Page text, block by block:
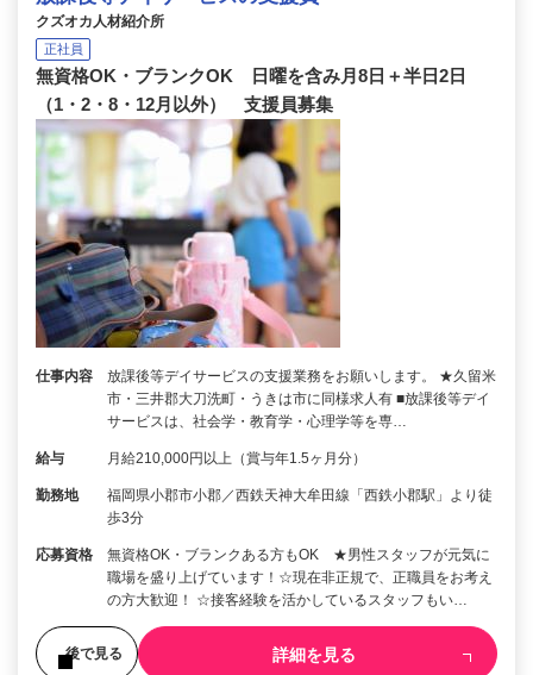
クズオカ人材紹介所
正社員
無資格OK・ブランクOK 日曜を含み月8日＋半日2日
（1・2・8・12月以外） 支援員募集
仕事内容
放課後等デイサービスの支援業務をお願いします。 ★久留米
市・三井郡大刀洗町・うきは市に同様求人有 ■放課後等デイ
サービスは、社会学・教育学・心理学等を専…
給与 月給210,000円以上（賞与年1.5ヶ月分）
勤務地
福岡県小郡市小郡／西鉄天神大牟田線「西鉄小郡駅」より徒
歩3分
応募資格
無資格OK・ブランクある方もOK ★男性スタッフが元気に
職場を盛り上げています！☆現在非正規で、正職員をお考え
の方大歓迎！ ☆接客経験を活かしているスタッフもい…
後で見る 詳細を見る